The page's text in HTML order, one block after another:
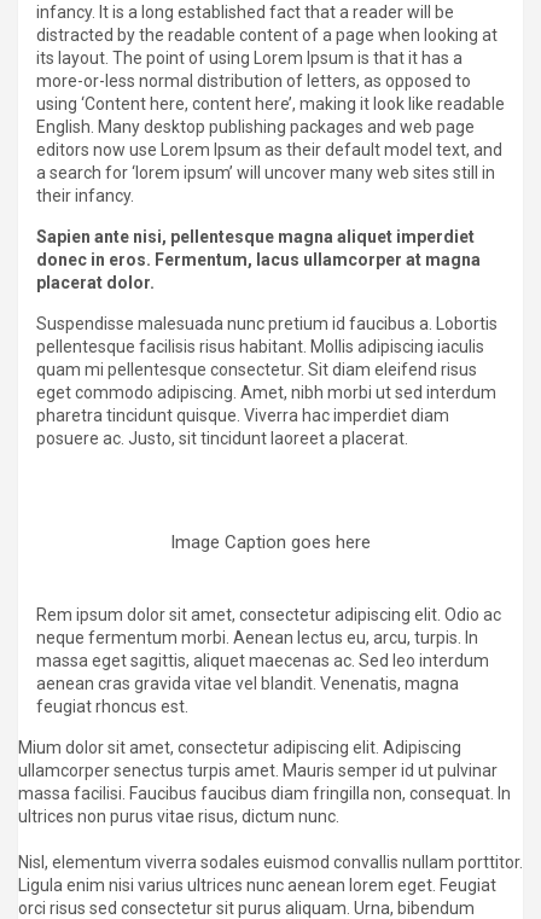
infancy. It is a long established fact that a reader will be
distracted by the readable content of a page when looking at
its layout. The point of using Lorem Ipsum is that it has a
more-or-less normal distribution of letters, as opposed to
using ‘Content here, content here’, making it look like readable
English. Many desktop publishing packages and web page
editors now use Lorem Ipsum as their default model text, and
a search for ‘lorem ipsum’ will uncover many web sites still in
their infancy.
Sapien ante nisi, pellentesque magna aliquet imperdiet
donec in eros. Fermentum, lacus ullamcorper at magna
placerat dolor.
Suspendisse malesuada nunc pretium id faucibus a. Lobortis
pellentesque facilisis risus habitant. Mollis adipiscing iaculis
quam mi pellentesque consectetur. Sit diam eleifend risus
eget commodo adipiscing. Amet, nibh morbi ut sed interdum
pharetra tincidunt quisque. Viverra hac imperdiet diam
posuere ac. Justo, sit tincidunt laoreet a placerat.
Image Caption goes here
Rem ipsum dolor sit amet, consectetur adipiscing elit. Odio ac
neque fermentum morbi. Aenean lectus eu, arcu, turpis. In
massa eget sagittis, aliquet maecenas ac. Sed leo interdum
aenean cras gravida vitae vel blandit. Venenatis, magna
feugiat rhoncus est.
Mium dolor sit amet, consectetur adipiscing elit. Adipiscing
ullamcorper senectus turpis amet. Mauris semper id ut pulvinar
massa facilisi. Faucibus faucibus diam fringilla non, consequat. In
ultrices non purus vitae risus, dictum nunc.
Nisl, elementum viverra sodales euismod convallis nullam porttitor.
Ligula enim nisi varius ultrices nunc aenean lorem eget. Feugiat
orci risus sed consectetur sit purus aliquam. Urna, bibendum